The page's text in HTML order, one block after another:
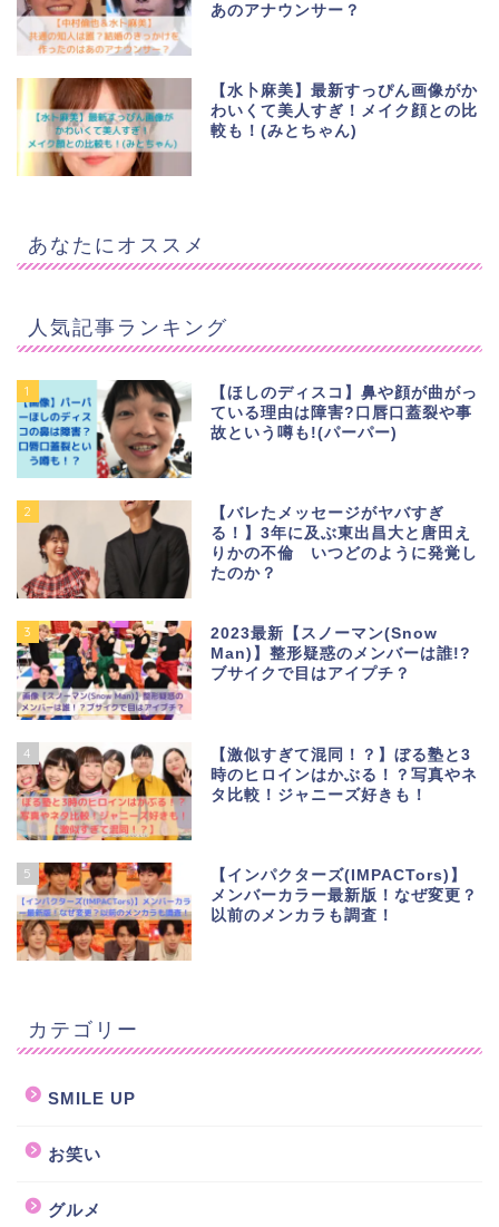
あのアナウンサー？
【水卜麻美】最新すっぴん画像がか
わいくて美人すぎ！メイク顔との比
較も！(みとちゃん)
あなたにオススメ
人気記事ランキング
1
【ほしのディスコ】鼻や顔が曲がっ
ている理由は障害?口唇口蓋裂や事
故という噂も!(パーパー)
2
【バレたメッセージがヤバすぎ
る！】3年に及ぶ東出昌大と唐田え
りかの不倫 いつどのように発覚し
たのか？
3
2023最新【スノーマン(Snow
Man)】整形疑惑のメンバーは誰!?
ブサイクで目はアイプチ？
4
【激似すぎて混同！？】ぼる塾と3
時のヒロインはかぶる！？写真やネ
タ比較！ジャニーズ好きも！
5
【インパクターズ(IMPACTors)】
メンバーカラー最新版！なぜ変更？
以前のメンカラも調査！
カテゴリー
SMILE UP
お笑い
グルメ